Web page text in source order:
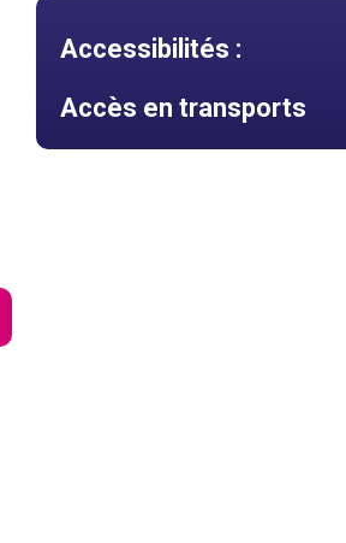
Accessibilités :
Accès en transports